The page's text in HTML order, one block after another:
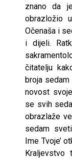
znano da
obrazložio
Očenaša i
i dijeli.
čitatelju
broja
novost
se svih
obrazlaže
sedam
Ime Tvoje’
Kraljevstvo